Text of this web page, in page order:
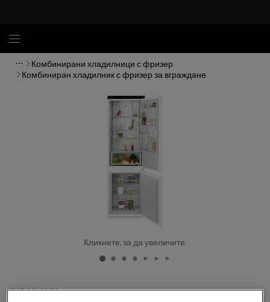
Комбинирани хладилници с фризер
Комбиниран хладилник с фризер за вграждане
Кликнете, за да увеличите.
TC7CS182ES